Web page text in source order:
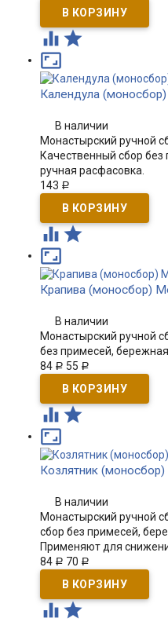
 

Календула
В наличии
Монастырский ручной
Качественный сбор
ручная расфасовка.
143 Р
 

Крапива (моносбор)
В наличии
Монастырский ручной
без примесей,
84 Р 55 Р
 

Козлятник
В наличии
Монастырский ручной
сбор без примесей,
Применяют для
84 Р 70 Р
 